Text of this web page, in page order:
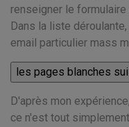
renseigner le
Dans la liste
email particulier mass
D'après mon
ce n'est tout